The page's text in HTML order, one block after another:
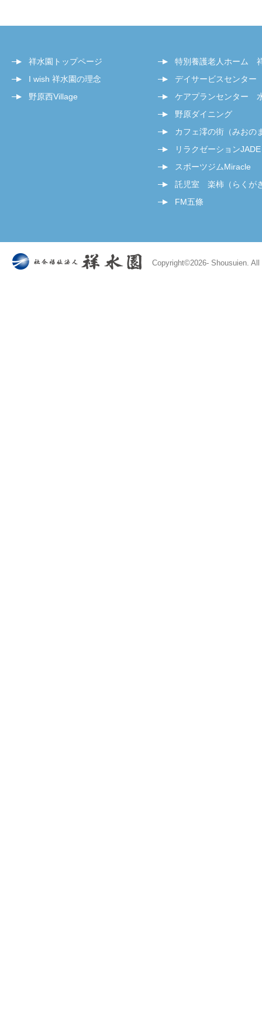
祥水園トップページ
I wish 祥水園の理念
野原西Village
特別養護老人ホーム
デイサービスセンタ
ケアプランセンター
野原ダイニング
カフェ澪の街（みおの
リラクゼーションJADE
スポーツジムMiracle
託児室 楽柿（らくが
FM五條
Copyright©2026- Shousuien.